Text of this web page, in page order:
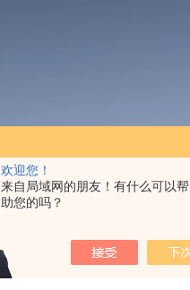
欢迎您！
来自局域网的朋友！有什么可以帮
助您的吗？